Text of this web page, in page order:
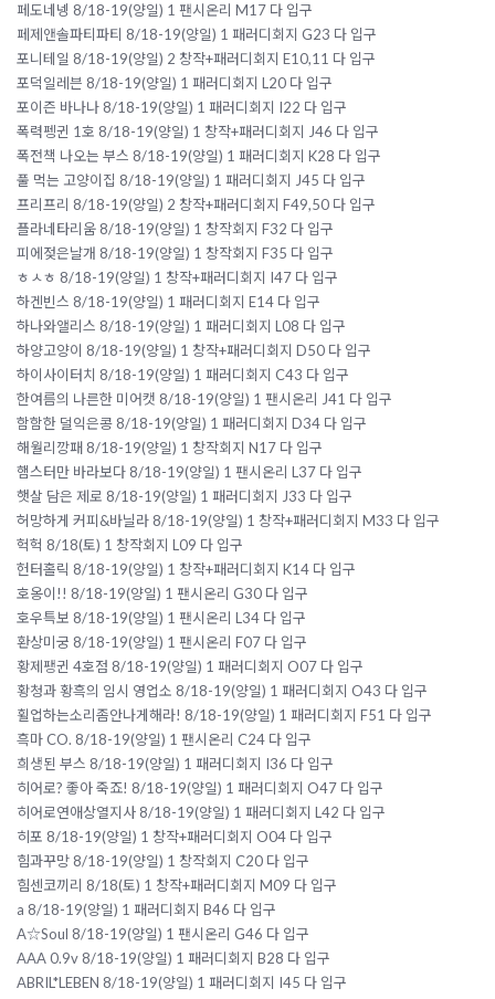
페도네넹 8/18-19(양일) 1 팬시온리 M17 다 입구
페제앤솔파티파티 8/18-19(양일) 1 패러디회지 G23 다 입구
포니테일 8/18-19(양일) 2 창작+패러디회지 E10,11 다 입구
포덕일레븐 8/18-19(양일) 1 패러디회지 L20 다 입구
포이즌 바나나 8/18-19(양일) 1 패러디회지 I22 다 입구
폭력펭귄 1호 8/18-19(양일) 1 창작+패러디회지 J46 다 입구
폭전책 나오는 부스 8/18-19(양일) 1 패러디회지 K28 다 입구
풀 먹는 고양이집 8/18-19(양일) 1 패러디회지 J45 다 입구
프리프리 8/18-19(양일) 2 창작+패러디회지 F49,50 다 입구
플라네타리움 8/18-19(양일) 1 창작회지 F32 다 입구
피에젖은날개 8/18-19(양일) 1 창작회지 F35 다 입구
ㅎㅅㅎ 8/18-19(양일) 1 창작+패러디회지 I47 다 입구
하겐빈스 8/18-19(양일) 1 패러디회지 E14 다 입구
하나와앨리스 8/18-19(양일) 1 패러디회지 L08 다 입구
하양고양이 8/18-19(양일) 1 창작+패러디회지 D50 다 입구
하이사이터치 8/18-19(양일) 1 패러디회지 C43 다 입구
한여름의 나른한 미어캣 8/18-19(양일) 1 팬시온리 J41 다 입구
함함한 덜익은콩 8/18-19(양일) 1 패러디회지 D34 다 입구
해월리깡패 8/18-19(양일) 1 창작회지 N17 다 입구
햄스터만 바라보다 8/18-19(양일) 1 팬시온리 L37 다 입구
햇살 담은 제로 8/18-19(양일) 1 패러디회지 J33 다 입구
허망하게 커피&바닐라 8/18-19(양일) 1 창작+패러디회지 M33 다 입구
헉헉 8/18(토) 1 창작회지 L09 다 입구
헌터홀릭 8/18-19(양일) 1 창작+패러디회지 K14 다 입구
호옹이!! 8/18-19(양일) 1 팬시온리 G30 다 입구
호우특보 8/18-19(양일) 1 팬시온리 L34 다 입구
환상미궁 8/18-19(양일) 1 팬시온리 F07 다 입구
황제팽귄 4호점 8/18-19(양일) 1 패러디회지 O07 다 입구
황청과 황흑의 임시 영업소 8/18-19(양일) 1 패러디회지 O43 다 입구
휠업하는소리좀안나게해라! 8/18-19(양일) 1 패러디회지 F51 다 입구
흑마 CO. 8/18-19(양일) 1 팬시온리 C24 다 입구
희생된 부스 8/18-19(양일) 1 패러디회지 I36 다 입구
히어로? 좋아 죽죠! 8/18-19(양일) 1 패러디회지 O47 다 입구
히어로연애상열지사 8/18-19(양일) 1 패러디회지 L42 다 입구
히포 8/18-19(양일) 1 창작+패러디회지 O04 다 입구
힘과꾸망 8/18-19(양일) 1 창작회지 C20 다 입구
힘센코끼리 8/18(토) 1 창작+패러디회지 M09 다 입구
a 8/18-19(양일) 1 패러디회지 B46 다 입구
A☆Soul 8/18-19(양일) 1 팬시온리 G46 다 입구
AAA 0.9v 8/18-19(양일) 1 패러디회지 B28 다 입구
ABRIL*LEBEN 8/18-19(양일) 1 패러디회지 I45 다 입구